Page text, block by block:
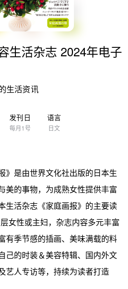
生活杂志 2024年电子
生活资讯
发刊日
每月1号
语言
日文
》是由世界文化社出版的日本生
美的事物，为成熟女性提供丰富
生活杂志《家庭画报》的主要读
女性或主妇，杂志内容多元丰富
有季节感的插画、美味满载的料
己的时装＆美容特辑、国内外文
艺人专访等，持续为读者打造